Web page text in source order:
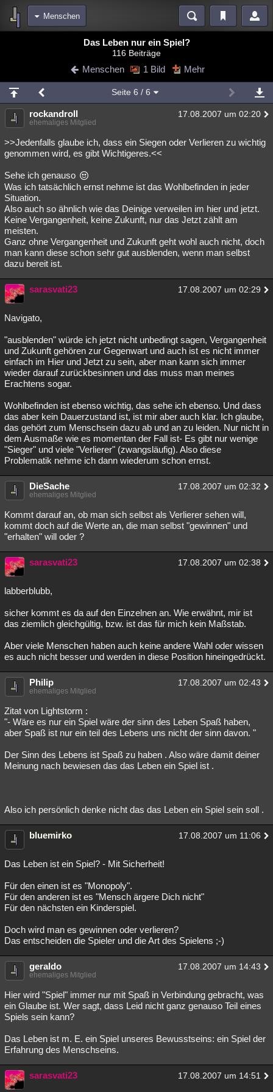
Menschen
Blogs
Chat Wiki Neuigkeiten
meine Rubriken
Menschen Wissenschaft Mystery Kriminalfälle
Spiritualität Verschwörungen Technologie Ufologie
weitere Rubriken
Philosophie
Astronomie Helpdesk Gruppen Gaming Filme
Musik Clash Verbesserungen Allmystery English
Übersichten
Besucht Teilgenommen Geschlossen
Das Leben nur ein Spiel?
116 Beiträge
Menschen 1 Bild Mehr
Seite 6 / 6
rockandroll 17.08.2007 um 02:20
ehemaliges Mitglied
>>Jedenfalls glaube ich, dass ein Siegen oder Verlieren zu wichtig
genommen wird, es gibt Wichtigeres.<<
Sehe ich genauso
Was ich tatsächlich ernst nehme ist das Wohlbefinden in jeder
Situation.
Also auch so ähnlich wie das Deinige verweilen im hier und jetzt.
Keine Vergangenheit, keine Zukunft, nur das Jetzt zählt am
meisten.
Ganz ohne Vergangenheit und Zukunft geht wohl auch nicht, doch
man kann diese schon sehr gut ausblenden, wenn man selbst
dazu bereit ist.
sarasvati23 17.08.2007 um 02:29
Navigato,
"ausblenden" würde ich jetzt nicht unbedingt sagen, Vergangenheit
und Zukunft gehören zur Gegenwart und auch ist es nicht immer
einfach im Hier und Jetzt zu sein, aber man kann sich immer
wieder darauf zurückbesinnen und das muss man meines
Erachtens sogar.
Wohlbefinden ist ebenso wichtig, das sehe ich ebenso. Und dass
das aber kein Dauerzustand ist, ist mir aber auch klar. Ich glaube,
das gehört zum Menschsein dazu ab und an zu leiden. Nur nicht in
dem Ausmaße wie es momentan der Fall ist- Es gibt nur wenige
"Sieger" und viele "Verlierer" (zwangsläufig). Also diese
Problematik nehme ich dann wiederum schon ernst.
DieSache 17.08.2007 um 02:32
ehemaliges Mitglied
Kommt darauf an, ob man sich selbst als Verlierer sehen will,
kommt doch auf die Werte an, die man selbst "gewinnen" und
"erhalten" will oder ?
sarasvati23 17.08.2007 um 02:38
labberblubb,
sicher kommt es da auf den Einzelnen an. Wie erwähnt, mir ist
das ziemlich gleichgültig, bzw. ist das für mich kein Maßstab.
Aber viele Menschen haben auch keine andere Wahl oder wissen
es auch nicht besser und werden in diese Position hineingedrückt.
Philip 17.08.2007 um 02:43
ehemaliges Mitglied
Zitat von Lightstorm :
"- Wäre es nur ein Spiel wäre der sinn des Leben Spaß haben,
aber Spaß ist nur ein teil des Lebens uns nicht der sinn davon. "
Der Sinn des Lebens ist Spaß zu haben . Also wäre damit deiner
Meinung nach bewiesen das das Leben ein Spiel ist .
Also ich persönlich denke nicht das das Leben ein Spiel sein soll .
bluemirko 17.08.2007 um 11:06
Das Leben ist ein Spiel? - Mit Sicherheit!
Für den einen ist es "Monopoly".
Für den anderen ist es "Mensch ärgere Dich nicht"
Für den nächsten ein Kinderspiel.
Doch wird man es gewinnen oder verlieren?
Das entscheiden die Spieler und die Art des Spielens ;-)
geraldo 17.08.2007 um 14:43
ehemaliges Mitglied
Hier wird "Spiel" immer nur mit Spaß in Verbindung gebracht, was
ein Glaube ist. Wer sagt, dass Leid nicht ganz genauso Teil eines
Spiels sein kann?
Das Leben ist m. E. ein Spiel unseres Bewusstseins: ein Spiel der
Erfahrung des Menschseins.
sarasvati23 17.08.2007 um 14:51